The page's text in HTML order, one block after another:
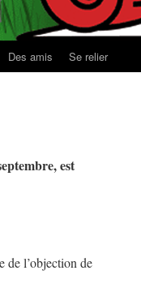
Des amis Se relier
est
de l’objection de